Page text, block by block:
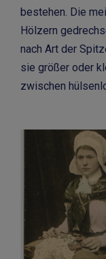
bestehen. Die
Hölzern
nach Art der
sie größer oder
zwischen